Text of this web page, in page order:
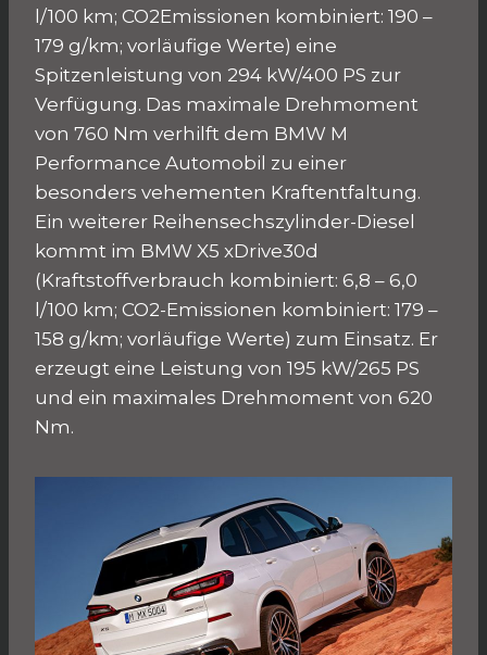
l/100 km; CO2Emissionen kombiniert: 190 –
179 g/km; vorläufige Werte) eine
Spitzenleistung von 294 kW/400 PS zur
Verfügung. Das maximale Drehmoment
von 760 Nm verhilft dem BMW M
Performance Automobil zu einer
besonders vehementen Kraftentfaltung.
Ein weiterer Reihensechszylinder-Diesel
kommt im BMW X5 xDrive30d
(Kraftstoffverbrauch kombiniert: 6,8 – 6,0
l/100 km; CO2-Emissionen kombiniert: 179 –
158 g/km; vorläufige Werte) zum Einsatz. Er
erzeugt eine Leistung von 195 kW/265 PS
und ein maximales Drehmoment von 620
Nm.